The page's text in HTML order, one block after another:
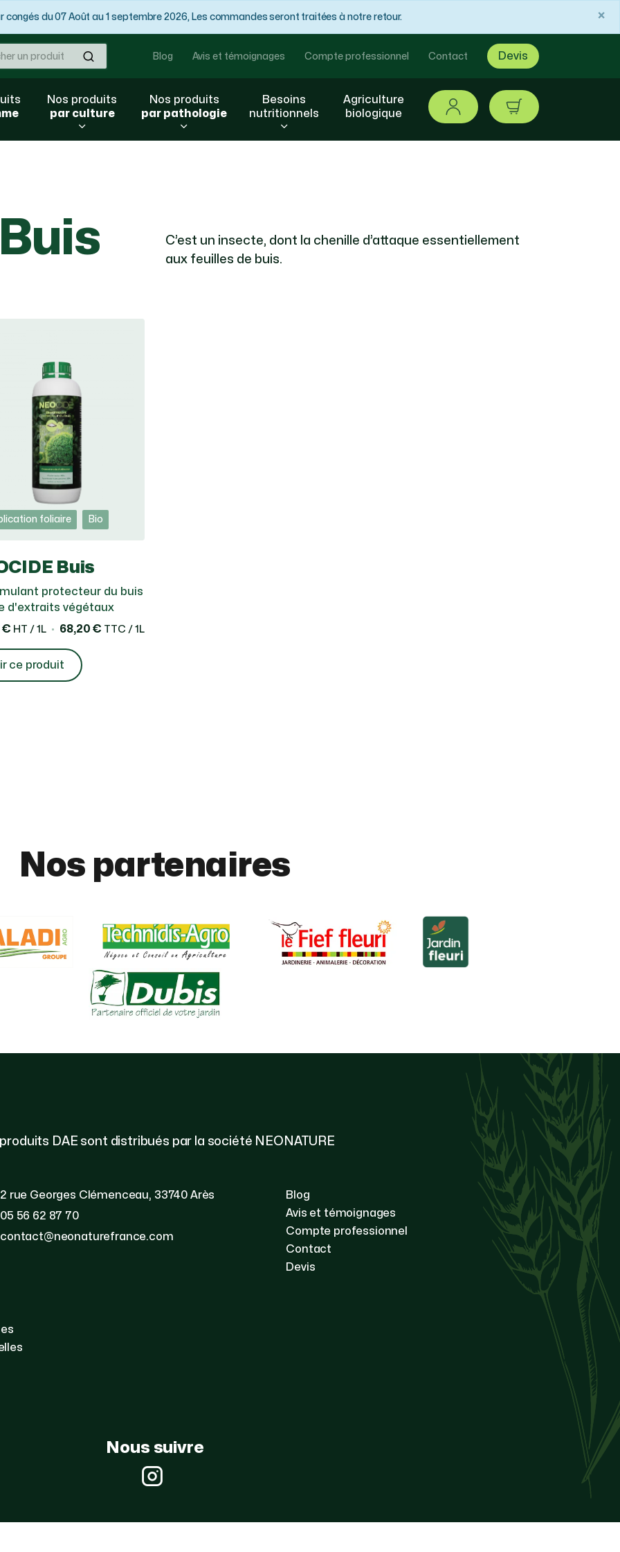
congés du 07 Août au 1 septembre 2026, Les commandes seront traitées à notre retour. ×
Blog Avis et témoignages Compte professionnel Contact Devis
Nos produits
par culture
Nos produits
par pathologie
Besoins
nutritionnels
Agriculture
biologique
Se connecterarticle / 0,00 €
C’est un insecte, dont la chenille d’attaque essentiellement
aux feuilles de buis.
foliaire Bio
Buis
protecteur du buis
d'extraits végétaux
€ HT / 1L 68,20 € TTC / 1L
ce produit
Nos partenaires
DAE sont distribués par la société NEONATURE
2 rue Georges Clémenceau, 33740 Arès
05 56 62 87 70
contact@neonaturefrance.com
Blog
Avis et témoignages
Compte professionnel
Contact
Devis
Nous suivre
Instagram